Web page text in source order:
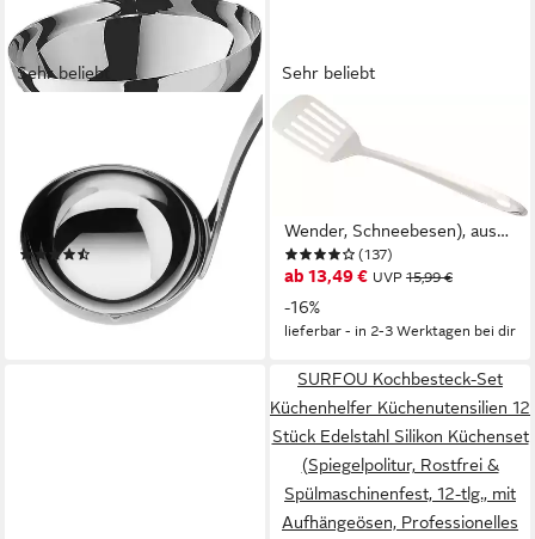
Sehr beliebt
cm, tropffreies Servieren,
Cromargan: Edelstahl Rostfrei
18/10
(28)
17,84 € 26,99 €
-34%
lieferbar - in 1-2 Werktagen bei dir
Sehr beliebt
KRÜGER
Kochbesteck-Set (Set, 6-tlg.,
Schöpflöffel, Gemüselöffel,
Saucenlöffel, Schaumlöffel,
Wender, Schneebesen), aus
rostfreiem Edelstahl
(137)
ab 13,49 € UVP 15,99 €
-16%
lieferbar - in 2-3 Werktagen bei dir
SURFOU Kochbesteck-Set
Küchenhelfer Küchenutensilien 12
Stück Edelstahl Silikon Küchenset
(Spiegelpolitur, Rostfrei &
Spülmaschinenfest, 12-tlg., mit
Aufhängeösen, Professionelles